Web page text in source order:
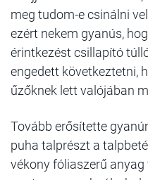
meg tudom-e csinálni
ezért nekem gyanús,
érintkezést csillapító
engedett következtetni,
űzőknek lett valójában
Tovább erősítette
puha talprészt a
vékony fóliaszerű anyag